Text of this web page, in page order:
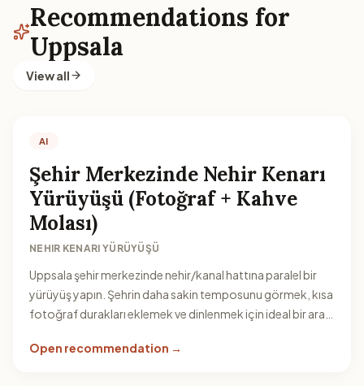
Recommendations for
Uppsala
View all
AI
Şehir Merkezinde Nehir Kenarı
Yürüyüşü (Fotoğraf + Kahve
Molası)
NEHIR KENARI YÜRÜYÜŞÜ
Uppsala şehir merkezinde nehir/kanal hattına paralel bir
yürüyüş yapın. Şehrin daha sakin temposunu görmek, kısa
fotoğraf durakları eklemek ve dinlenmek için ideal bir ara
Open recommendation →